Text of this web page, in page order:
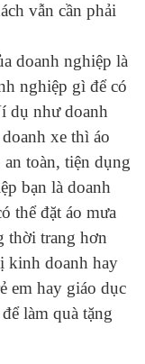
vẫn cần phải
doanh nghiệp là
nghiệp gì để có
dụ như doanh
xe thì áo
toàn, tiện dụng
bạn là doanh
thể đặt áo mưa
thời trang hơn
kinh doanh hay
em hay giáo dục
làm quà tặng